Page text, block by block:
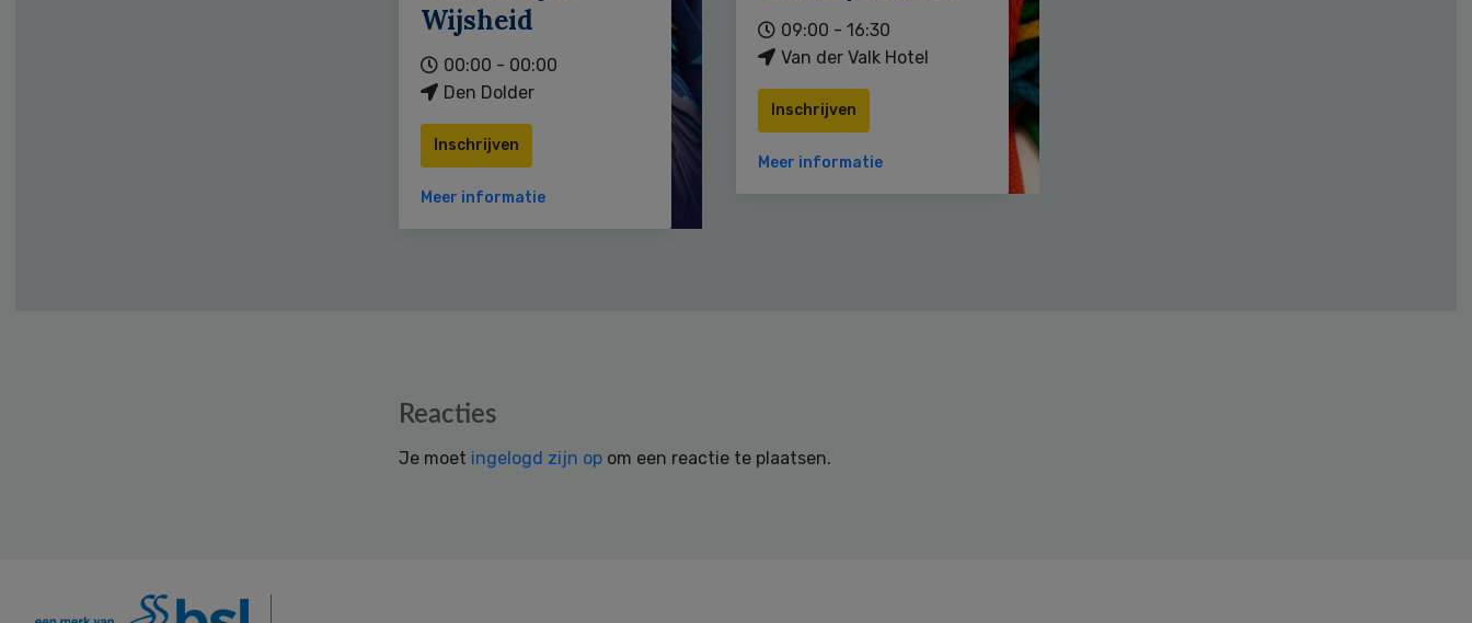
Wijsheid
00:00 - 00:00
Den Dolder
Inschrijven
Meer informatie
09:00 - 16:30
Van der Valk Hotel
Inschrijven
Meer informatie
Reacties
Je moet ingelogd zijn op om een reactie te plaatsen.